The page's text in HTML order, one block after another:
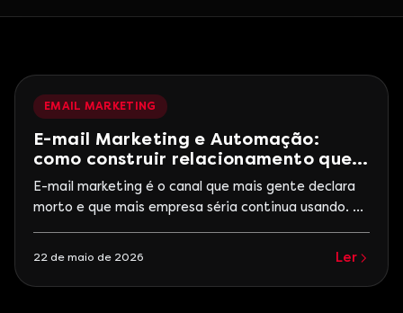
EMAIL MARKETING
E-mail Marketing e Automação:
como construir relacionamento que
vende
E-mail marketing é o canal que mais gente declara
morto e que mais empresa séria continua usando. A
algoritmos mudam e custo de mídia paga sobe, o e-
empresa fala diretamente com a base, sem
22 de maio de 2026 Ler